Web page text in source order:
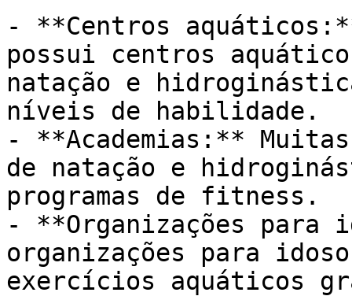
- **Centros
possui centros
natação e
níveis de habilidade.
- **Academias:**
de natação e
programas de fitness.
- **Organizações para
organizações para
exercícios aquáticos